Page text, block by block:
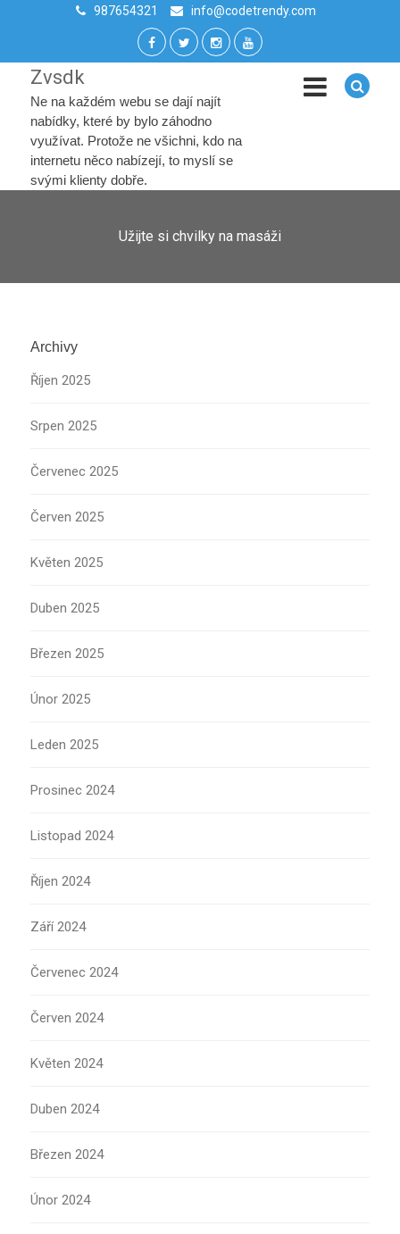
987654321 info@codetrendy.com
Zvsdk
Ne na každém webu se dají najít
nabídky, které by bylo záhodno
využívat. Protože ne všichni, kdo na
internetu něco nabízejí, to myslí se
svými klienty dobře.
Užijte si chvilky na masáži
Archivy
Říjen 2025
Srpen 2025
Červenec 2025
Červen 2025
Květen 2025
Duben 2025
Březen 2025
Únor 2025
Leden 2025
Prosinec 2024
Listopad 2024
Říjen 2024
Září 2024
Červenec 2024
Červen 2024
Květen 2024
Duben 2024
Březen 2024
Únor 2024